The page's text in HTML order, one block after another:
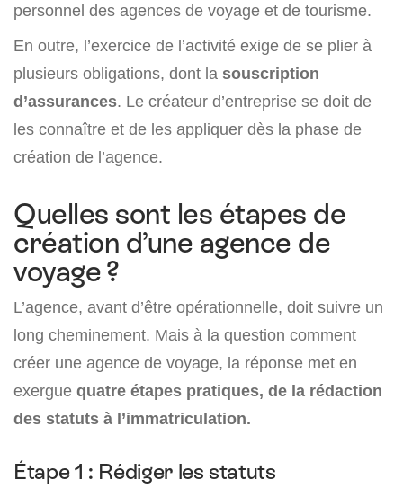
personnel des agences de voyage et de tourisme.
En outre, l’exercice de l’activité exige de se plier à
plusieurs obligations, dont la souscription
d’assurances. Le créateur d’entreprise se doit de
les connaître et de les appliquer dès la phase de
création de l’agence.
Quelles sont les étapes de
création d’une agence de
voyage ?
L’agence, avant d’être opérationnelle, doit suivre un
long cheminement. Mais à la question comment
créer une agence de voyage, la réponse met en
exergue quatre étapes pratiques, de la rédaction
des statuts à l’immatriculation.
Étape 1 : Rédiger les statuts